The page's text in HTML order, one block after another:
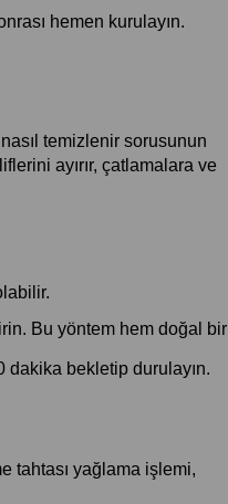
hemen kurulayın.
temizlenir sorusunun
ayırır, çatlamalara ve
Bu yöntem hem doğal bir
dakika bekletip durulayın.
tahtası yağlama işlemi,